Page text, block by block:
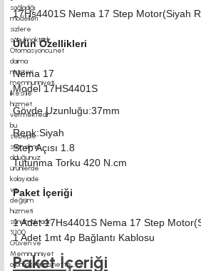
17Hs4401S Nema 17 Step Motor(Siyah
Ürün Özellikleri
Nema 17
Model 17HS4401S
Gövde Uzunluğu:37mm
Renk:Siyah
Step Açısı 1.8
Tutunma Torku 420 N.cm
Paket İçeriği
1 Adet 17Hs4401S Nema 17 Step
1 Adet 1mt 4p Bağlantı Kablosu
Paket İçeriği